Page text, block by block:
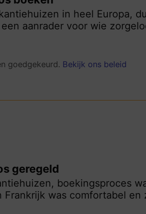
in heel Europa,
aanrader voor wie
goedgekeurd. Bekijk ons beleid
geregeld
boekingsproces
was comfortabel en